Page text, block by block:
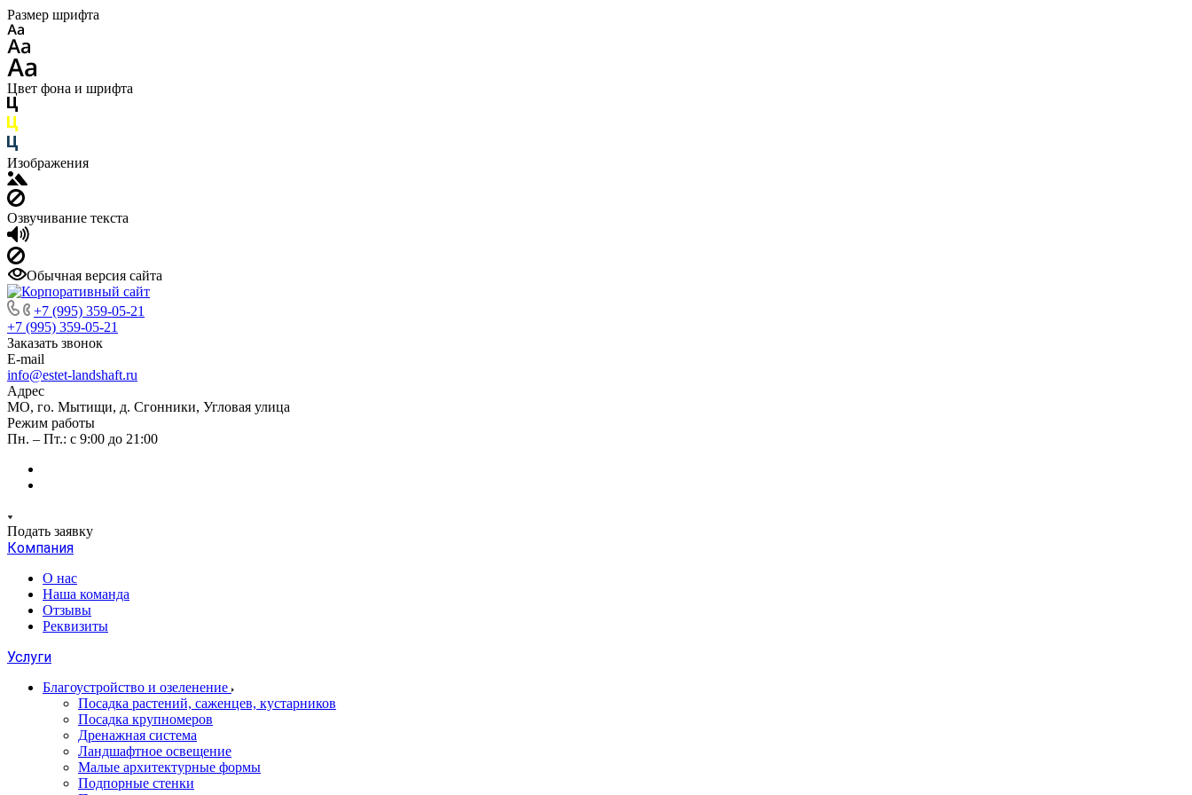
Размер шрифта
Цвет фона и шрифта
Изображения
Озвучивание текста
Обычная версия сайта
+7 (995) 359-05-21
+7 (995) 359-05-21
Заказать звонок
E-mail
info@estet-landshaft.ru
Адрес
МО, го. Мытищи, д. Сгонники, Угловая улица
Режим работы
Пн. – Пт.: с 9:00 до 21:00
Подать заявку
Компания
О нас
Наша команда
Отзывы
Реквизиты
Услуги
Благоустройство и озеленение
Посадка растений, саженцев, кустарников
Посадка крупномеров
Дренажная система
Ландшафтное освещение
Малые архитектурные формы
Подпорные стенки